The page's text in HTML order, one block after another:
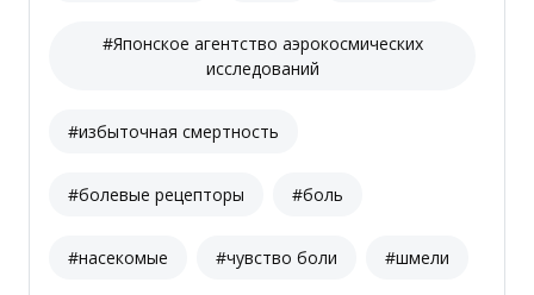
#Японское агентство аэрокосмических
исследований
#избыточная смертность
#болевые рецепторы #боль
#насекомые #чувство боли #шмели